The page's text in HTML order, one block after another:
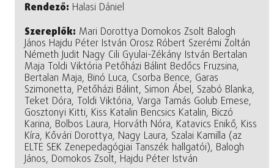
Rendező: Halasi Dániel
Szereplők: Mari Dorottya Domokos Zsolt Balogh
János Hajdu Péter István Orosz Róbert Szerémi Zoltán
Németh Judit Nagy Cili Gyulai-Zékány István Bertalan
Maja Toldi Viktória Petőházi Bálint Bedőcs Fruzsina,
Bertalan Maja, Binó Luca, Csorba Bence, Garas
Szimonetta, Petőházi Bálint, Simon Ábel, Szabó Blanka,
Teket Dóra, Toldi Viktória, Varga Tamás Golub Emese,
Gosztonyi Kitti, Kiss Katalin Bencsics Katalin, Biczó
Karina, Bolbos Laura, Horváth Nóra, Katavics Enikő, Kiss
Kíra, Kővári Dorottya, Nagy Laura, Szalai Kamilla (az
ELTE SEK Zenepedagógiai Tanszék hallgatói), Balogh
János, Domokos Zsolt, Hajdu Péter István